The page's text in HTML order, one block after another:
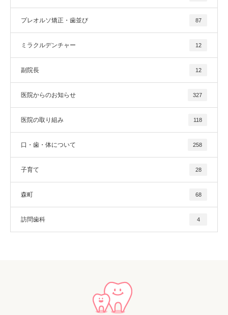
プレオルソ矯正・歯並び 87
ミラクルデンチャー 12
副院長 12
医院からのお知らせ 327
医院の取り組み 118
口・歯・体について 258
子育て 28
森町 68
訪問歯科 4